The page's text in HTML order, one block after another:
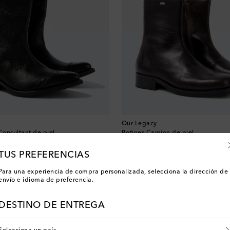
de piel
con FIRST10
Our Legacy
Botines Camion de piel
PREFERENCIAS
Para una experiencia de compra personalizada, selecciona la dirección de
e idioma de preferencia.
DESTINO DE ENTREGA